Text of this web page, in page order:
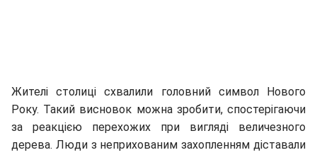
Жителі столиці схвалили головний символ Нового
Року. Такий висновок можна зробити, спостерігаючи
за реакцією перехожих при вигляді величезного
дерева. Люди з неприхованим захопленням діставали